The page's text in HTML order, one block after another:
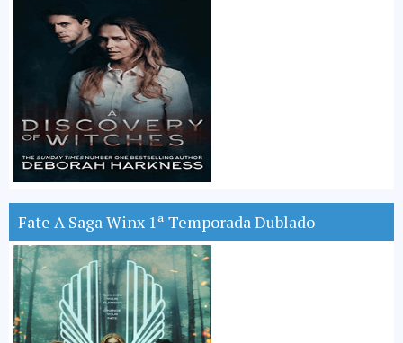
Fate A Saga Winx 1ª Temporada Dublado